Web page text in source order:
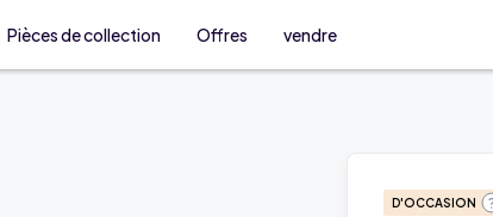
Pièces de collection Offres vendre
D'OCCASION